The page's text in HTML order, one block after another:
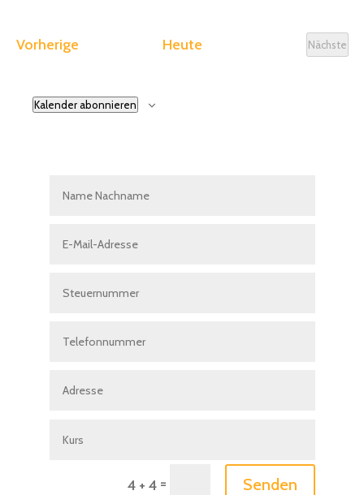
VorherigeVeranstaltungenHeute
Nächste
Kalender abonnieren
4 + 4= Senden